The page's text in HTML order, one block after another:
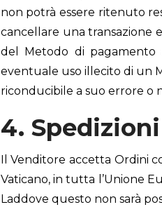
non potrà essere ritenuto
cancellare una transazione
del Metodo di pagamento
eventuale uso illecito di un
riconducibile a suo errore o
4.
Il Venditore accetta Ordini
Vaticano, in tutta l’Unione
Laddove questo non sarà